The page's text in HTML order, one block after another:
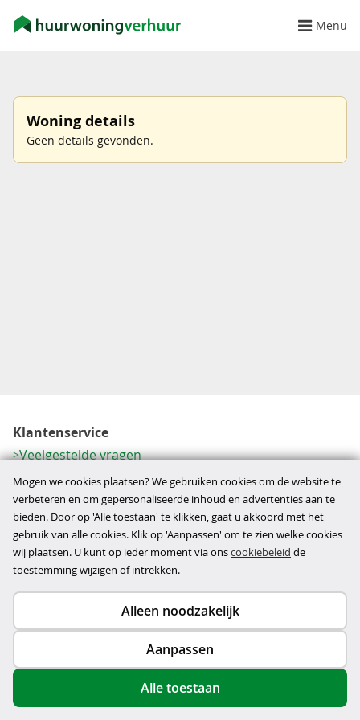
Menu
Woning details
Geen details gevonden.
Klantenservice
Veelgestelde vragen
Contactformulier
Herroeping
Over ons
Bedrijfsgegevens
Werkwijze
Copyright © 2026
privacy- en cookiebeleid
Mogen we cookies plaatsen? We gebruiken cookies om de website te
verbeteren en om gepersonaliseerde inhoud en advertenties aan te
bieden. Door op 'Alle toestaan' te klikken, gaat u akkoord met het
gebruik van alle cookies. Klik op 'Aanpassen' om te zien welke cookies
wij plaatsen. U kunt op ieder moment via onscookiebeleid de
toestemming wijzigen of intrekken.
Alleen noodzakelijk
Aanpassen
Alle toestaan